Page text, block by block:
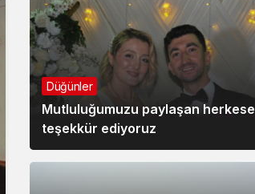
Düğünler
Mutluluğumuzu paylaşan herkese
teşekkür ediyoruz